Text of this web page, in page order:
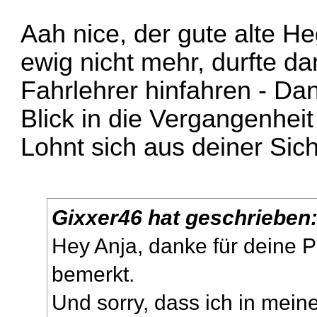
Aah nice, der gute alte
ewig nicht mehr, durfte
Fahrlehrer hinfahren -
Blick in die
Lohnt sich aus deiner
Gixxer46 hat
Hey Anja, danke für deine
bemerkt.
Und sorry, dass ich in